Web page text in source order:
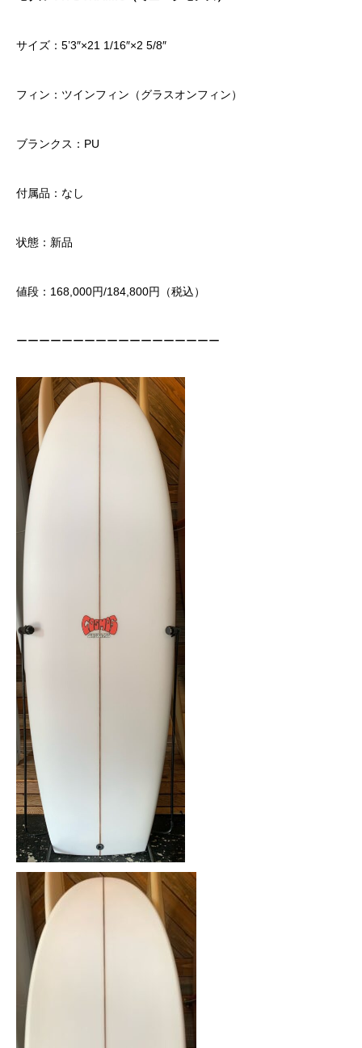
サイズ：5’3″×21 1/16″×2 5/8″
フィン：ツインフィン（グラスオンフィン）
ブランクス：PU
付属品：なし
状態：新品
値段：168,000円/184,800円（税込）
ーーーーーーーーーーーーーーーーーー